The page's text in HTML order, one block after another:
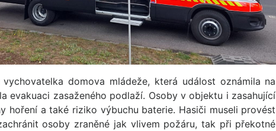
domova mládeže, která událost oznámila na
evakuaci zasaženého podlaží. Osoby v objektu i zasahující
hoření a také riziko výbuchu baterie. Hasiči museli provést
osoby zraněné jak vlivem požáru, tak při překotné